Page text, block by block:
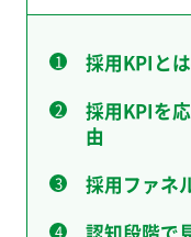
採用KPIと
採用KPIを
由
採用ファネ